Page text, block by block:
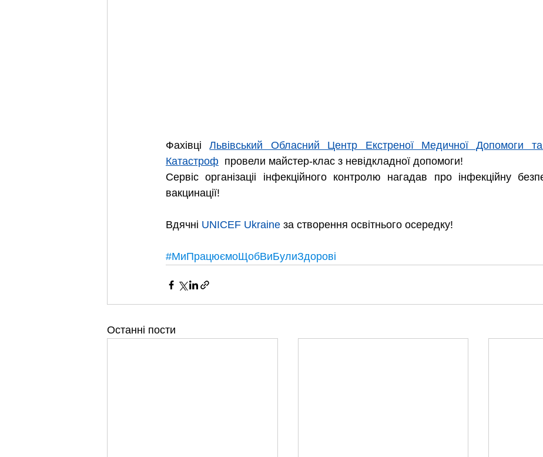
Фахівці Львівський Обласний Центр Екстреної Медичної Допомоги
Катастроф провели майстер-клас з невідкладної допомоги!
Сервіс організаціі інфекційного контролю нагадав про інфекційну
вакцинації!
Вдячні UNICEF Ukraine за створення освітнього осередку!
#МиПрацюємоЩобВиБулиЗдорові
Останні пости